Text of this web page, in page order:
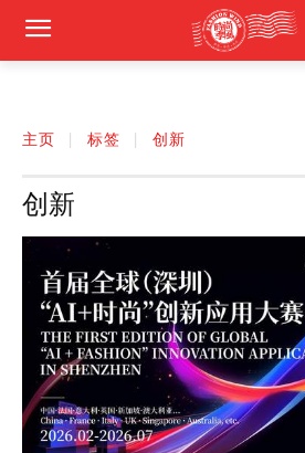
主页 标签 创新
创新